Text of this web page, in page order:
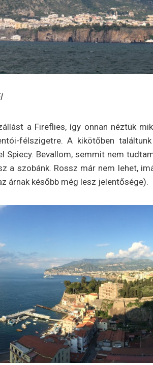
a Fireflies, így onnan néztük
félszigetre. A kikötőben
Spiecy. Bevallom, semmit nem
a szobánk. Rossz már nem lehet,
árnak később még lesz jelentősége).